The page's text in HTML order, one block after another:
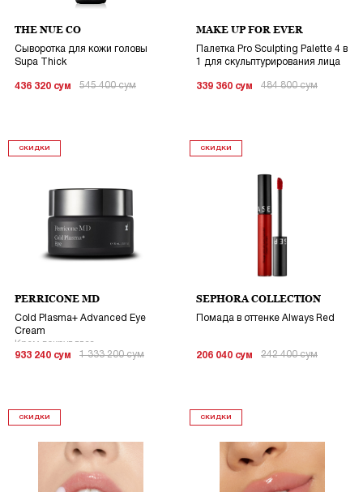
THE NUE CO
Сыворотка для кожи головы
Supa Thick
436 320 сум 545 400сум
MAKE UP FOR EVER
Палетка Pro Sculpting Palette 4 в
1 для скульптурирования лица
339 360 сум 484 800сум
СКИДКИ
PERRICONE MD
Cold Plasma+ Advanced Eye
Cream
Крем вокруг глаз
933 240 сум 1 333 200сум
СКИДКИ
SEPHORA COLLECTION
Помада в оттенке Always Red
206 040 сум 242 400сум
СКИДКИ СКИДКИ